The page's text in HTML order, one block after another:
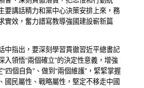
要講話精力和黨中心決策安排上來，務
實效，奮力譜寫教導強國建設嶄新篇
中指出，要深刻學習貫徹習近平總書記
入領悟“兩個確立”的決定性意義，增強
“四個自負”、做到“兩個維護”，緊緊掌握
國民屬性、戰略屬性，堅定不移走中國